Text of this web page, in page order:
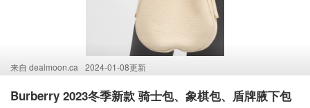
来自 dealmoon.ca 2024-01-08更新
Burberry 2023冬季新款 骑士包、象棋包、盾牌腋下包